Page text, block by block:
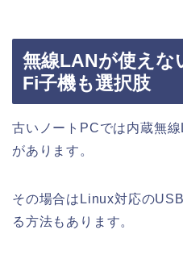
無線LANが使えな
Fi子機も選択肢
古いノートPCでは内蔵無
があります。
その場合はLinux対応の
る方法もあります。